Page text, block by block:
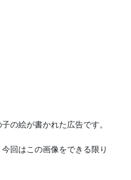
の絵が書かれた広告です。
回はこの画像をできる限り